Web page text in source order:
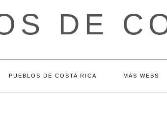
DE
PUEBLOS DE COSTA RICA MAS WEBS